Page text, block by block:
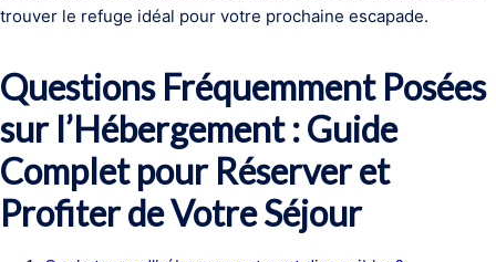
trouver le refuge idéal pour votre prochaine escapade.
Questions Fréquemment Posées
sur l’Hébergement : Guide
Complet pour Réserver et
Profiter de Votre Séjour